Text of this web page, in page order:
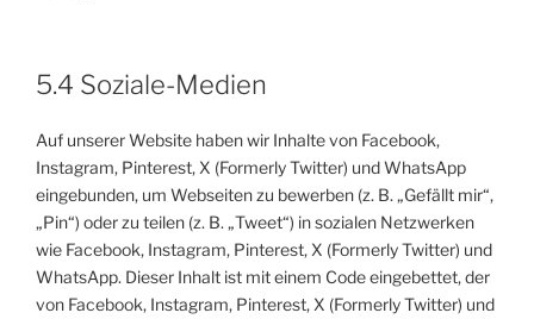
5.4 Soziale-Medien
Auf unserer Website haben wir Inhalte von Facebook,
Instagram, Pinterest, X (Formerly Twitter) und WhatsApp
eingebunden, um Webseiten zu bewerben (z. B. „Gefällt mir“,
„Pin“) oder zu teilen (z. B. „Tweet“) in sozialen Netzwerken
wie Facebook, Instagram, Pinterest, X (Formerly Twitter) und
WhatsApp. Dieser Inhalt ist mit einem Code eingebettet, der
von Facebook, Instagram, Pinterest, X (Formerly Twitter) und